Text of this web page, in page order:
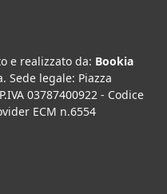
e realizzato da: Bookia
. Sede legale: Piazza
03787400922 - Codice
ECM n.6554